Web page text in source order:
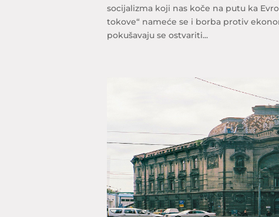
socijalizma koji nas koče na putu ka
tokove“ nameće se i borba protiv
pokušavaju se ostvariti...